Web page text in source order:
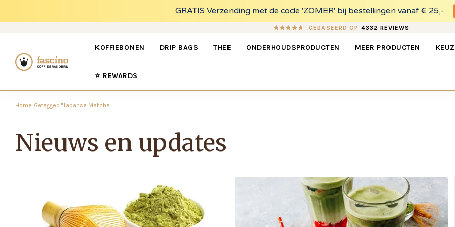
GRATIS Verzending met de code 'ZOMER' bij bestellingen vanaf € 25,-
GEBASEERD OP 4332 REVIEWS
KOFFIEBONEN DRIP BAGS THEE ONDERHOUDSPRODUCTEN MEER PRODUCTEN
⭐ REWARDS
Home Getagged "japanse Matcha"
Nieuws en updates